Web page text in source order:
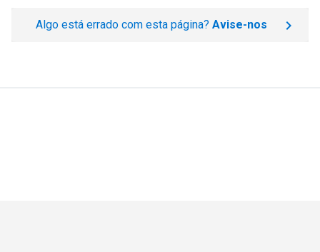
Algo está errado com esta página? Avise-nos